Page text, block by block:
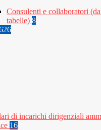
Consulenti e collaboratori
tabelle) 8
di incarichi dirigenziali
16